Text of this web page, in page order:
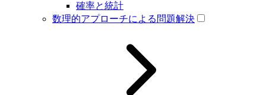
確率と統計
数理的アプローチによる問題解決